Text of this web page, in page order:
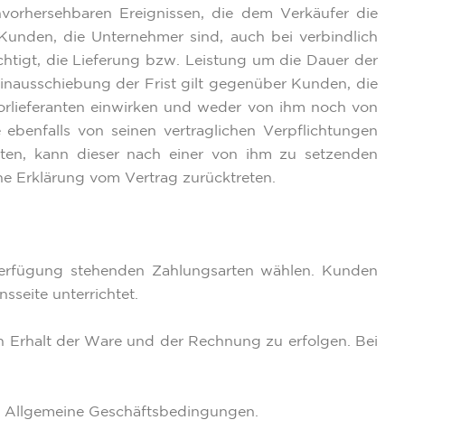
Ereignissen, die dem Verkäufer die
die Unternehmer sind, auch bei verbindlich
die Lieferung bzw. Leistung um die Dauer der
der Frist gilt gegenüber Kunden, die
einwirken und weder von ihm noch von
von seinen vertraglichen Verpflichtungen
kann dieser nach einer von ihm zu setzenden
Erklärung vom Vertrag zurücktreten.
stehenden Zahlungsarten wählen. Kunden
unterrichtet.
der Ware und der Rechnung zu erfolgen. Bei
Geschäftsbedingungen.